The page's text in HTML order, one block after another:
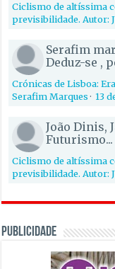
Ciclismo de altíssima
previsibilidade. Autor:
Serafim
Deduz-se ,
Crónicas de Lisboa:
Serafim Marques·13
João Dinis,
Futurismo...
Ciclismo de altíssima
previsibilidade. Autor:
PUBLICIDADE